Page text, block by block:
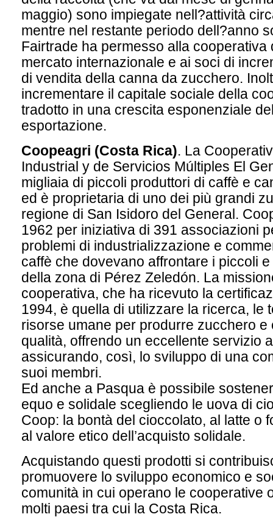
maggio) sono impiegate nell?attività
mentre nel restante periodo dell?anno
Fairtrade ha permesso alla cooperativa
mercato internazionale e ai soci di
di vendita della canna da zucchero.
incrementare il capitale sociale della
tradotto in una crescita esponenziale
esportazione.
Coopeagri (Costa Rica). La
Industrial y de Servicios Múltiples El
migliaia di piccoli produttori di caffè e
ed è proprietaria di uno dei più grandi
regione di San Isidoro del General.
1962 per iniziativa di 391 associazioni
problemi di industrializzazione e
caffè che dovevano affrontare i piccoli
della zona di Pérez Zeledón. La
cooperativa, che ha ricevuto la
1994, è quella di utilizzare la ricerca, le
risorse umane per produrre zucchero e
qualità, offrendo un eccellente servizio
assicurando, così, lo sviluppo di una
suoi membri.
Ed anche a Pasqua è possibile
equo e solidale scegliendo le uova di
Coop: la bontà del cioccolato, al latte o
al valore etico dell’acquisto solidale.
Acquistando questi prodotti si
promuovere lo sviluppo economico e
comunità in cui operano le cooperative
molti paesi tra cui la Costa Rica.